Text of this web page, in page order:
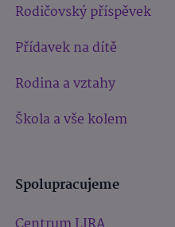
Rodičovský příspěvek
Přídavek na dítě
Rodina a vztahy
Škola a vše kolem
Spolupracujeme